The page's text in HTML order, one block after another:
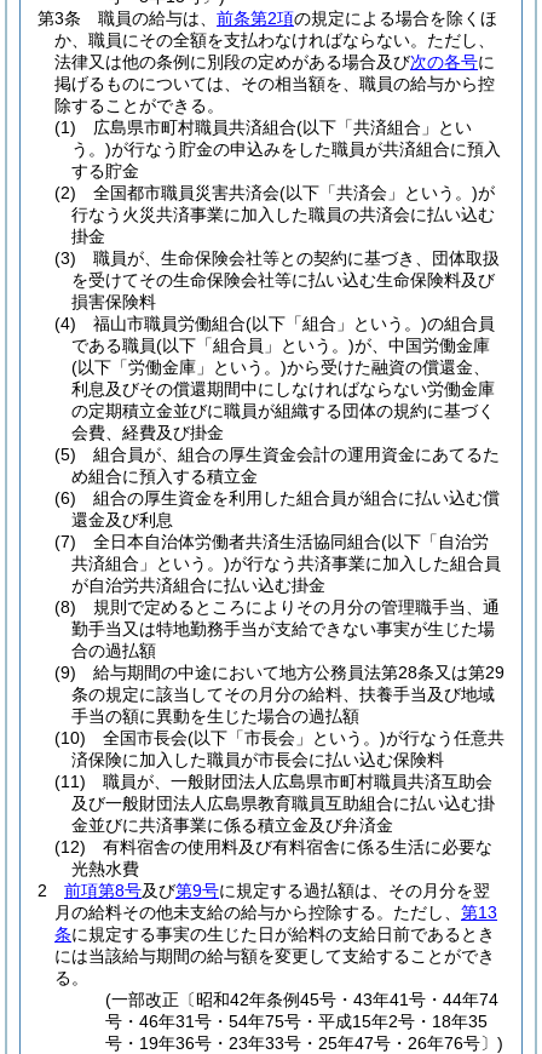
第3条
職員の給与は、 前条第2項の規定による場合を除くほ
か、職員にその全額を支払わなければならない。 ただし、
法律又は他の条例に別段の定めがある場合及び次の各号に
掲げるものについては、その相当額を、職員の給与から控
除することができる。
(1)
広島県市町村職員共済組合(以下「共済組合」とい
う。)が行なう貯金の申込みをした職員が共済組合に預入
する貯金
(2)
全国都市職員災害共済会(以下「共済会」という。)が
行なう火災共済事業に加入した職員の共済会に払い込む
掛金
(3)
職員が、生命保険会社等との契約に基づき、団体取扱
を受けてその生命保険会社等に払い込む生命保険料及び
損害保険料
(4)
福山市職員労働組合(以下「組合」という。)の組合員
である職員(以下「組合員」という。)が、中国労働金庫
(以下「労働金庫」という。)から受けた融資の償還金、
利息及びその償還期間中にしなければならない労働金庫
の定期積立金並びに職員が組織する団体の規約に基づく
会費、経費及び掛金
(5)
組合員が、組合の厚生資金会計の運用資金にあてるた
め組合に預入する積立金
(6)
組合の厚生資金を利用した組合員が組合に払い込む償
還金及び利息
(7)
全日本自治体労働者共済生活協同組合(以下「自治労
共済組合」という。)が行なう共済事業に加入した組合員
が自治労共済組合に払い込む掛金
(8)
規則で定めるところによりその月分の管理職手当、通
勤手当又は特地勤務手当が支給できない事実が生じた場
合の過払額
(9)
給与期間の中途において地方公務員法第28条又は第29
条の規定に該当してその月分の給料、扶養手当及び地域
手当の額に異動を生じた場合の過払額
(10)
全国市長会(以下「市長会」という。)が行なう任意共
済保険に加入した職員が市長会に払い込む保険料
(11)
職員が、一般財団法人広島県市町村職員共済互助会
及び一般財団法人広島県教育職員互助組合に払い込む掛
金並びに共済事業に係る積立金及び弁済金
(12)
有料宿舎の使用料及び有料宿舎に係る生活に必要な
光熱水費
2
前項第8号及び第9号に規定する過払額は、その月分を翌
月の給料その他未支給の給与から控除する。 ただし、 第13
条に規定する事実の生じた日が給料の支給日前であるとき
には当該給与期間の給与額を変更して支給することができ
る。
(一部改正〔昭和42年条例45号・43年41号・44年74
号・46年31号・54年75号・平成15年2号・18年35
号・19年36号・23年33号・25年47号・26年76号〕)